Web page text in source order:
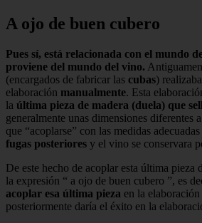
A ojo de buen cubero
Pues sí, está relacionada con el mundo
proviene del mundo del vino.
(encargados de fabricar las cubas)
elaboración manualmente. Esta
la última pieza de madera (duela) que
generalmente unas dimensiones diferentes
que “acoplarse” con las medidas
fugas posteriores y el vino se conservara
De este hecho de acoplar esta última pieza
la expresión “ a ojo de buen cubero ”, es
acoplar esa última pieza en la
posteriormente daría el éxito en la